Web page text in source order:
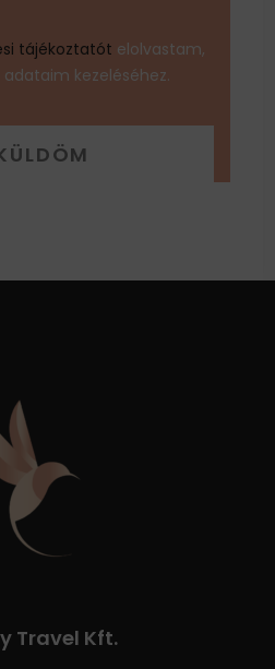
tájékoztatót elolvastam,
adataim kezeléséhez.
Travel Kft.